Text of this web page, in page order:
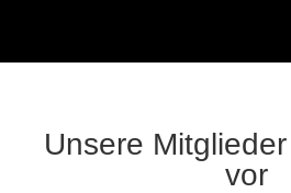
Unsere
vor